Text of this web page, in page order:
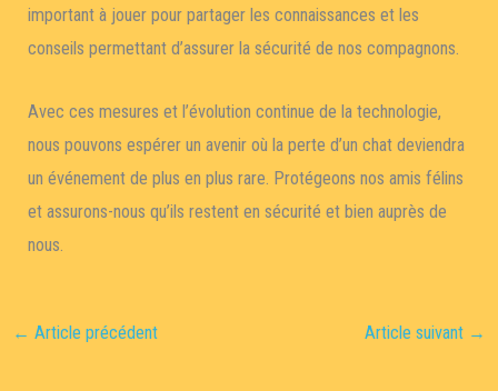
important à jouer pour partager les connaissances et les
conseils permettant d’assurer la sécurité de nos compagnons.
Avec ces mesures et l’évolution continue de la technologie,
nous pouvons espérer un avenir où la perte d’un chat deviendra
un événement de plus en plus rare. Protégeons nos amis félins
et assurons-nous qu’ils restent en sécurité et bien auprès de
nous.
← Article précédent Article suivant →